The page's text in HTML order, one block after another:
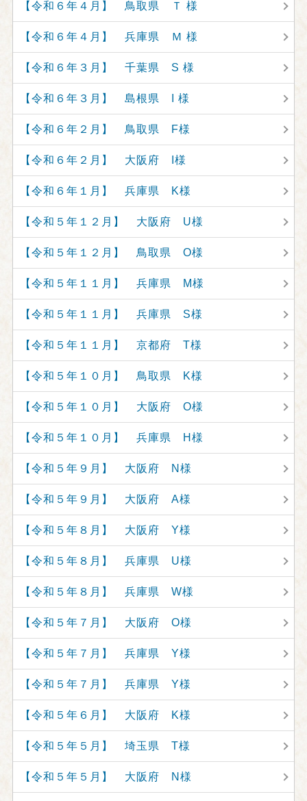
【令和６年４月】 鳥取県 Ｔ 様
【令和６年４月】 兵庫県 Ｍ 様
【令和６年３月】 千葉県 S 様
【令和６年３月】 島根県 I 様
【令和６年２月】 鳥取県 F様
【令和６年２月】 大阪府 I様
【令和６年１月】 兵庫県 K様
【令和５年１２月】 大阪府 U様
【令和５年１２月】 鳥取県 O様
【令和５年１１月】 兵庫県 M様
【令和５年１１月】 兵庫県 S様
【令和５年１１月】 京都府 T様
【令和５年１０月】 鳥取県 K様
【令和５年１０月】 大阪府 O様
【令和５年１０月】 兵庫県 H様
【令和５年９月】 大阪府 N様
【令和５年９月】 大阪府 A様
【令和５年８月】 大阪府 Y様
【令和５年８月】 兵庫県 U様
【令和５年８月】 兵庫県 W様
【令和５年７月】 大阪府 O様
【令和５年７月】 兵庫県 Y様
【令和５年７月】 兵庫県 Y様
【令和５年６月】 大阪府 K様
【令和５年５月】 埼玉県 T様
【令和５年５月】 大阪府 N様